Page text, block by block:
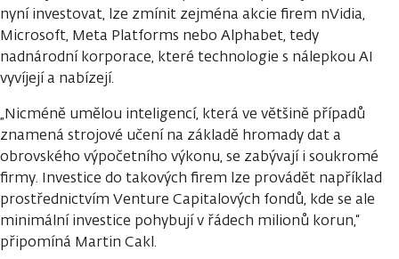
nyní investovat, lze zmínit zejména akcie firem nVidia,
Microsoft, Meta Platforms nebo Alphabet, tedy
nadnárodní korporace, které technologie s nálepkou AI
vyvíjejí a nabízejí.
„Nicméně umělou inteligencí, která ve většině případů
znamená strojové učení na základě hromady dat a
obrovského výpočetního výkonu, se zabývají i soukromé
firmy. Investice do takových firem lze provádět například
prostřednictvím Venture Capitalových fondů, kde se ale
minimální investice pohybují v řádech milionů korun,“
připomíná Martin Cakl.